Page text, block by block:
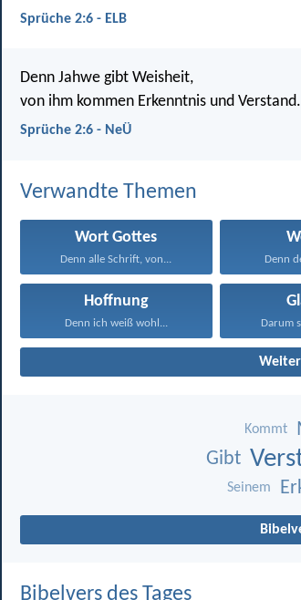
Sprüche 2:6 - ELB
Denn Jahwe gibt Weisheit,
von ihm kommen Erkenntnis und Verstand.
Sprüche 2:6 - NeÜ
Verwandte Themen
Wort Gottes
Denn alle Schrift, von... Denn
Hoffnung
Denn ich weiß wohl... Darum
Kommt
Gibt
Seinem
Bibelvers des Tages